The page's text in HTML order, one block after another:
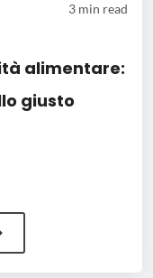
3 min read
alimentare:
giusto